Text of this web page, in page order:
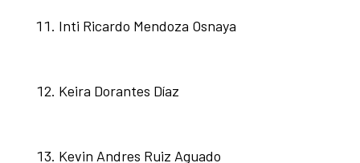
Inti Ricardo Mendoza Osnaya
Keira Dorantes Díaz
Kevin Andres Ruiz Aguado